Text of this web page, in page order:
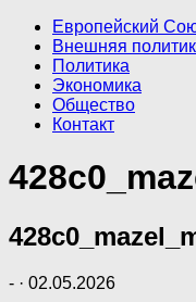
Европейский
Внешняя
Политика
Экономика
Общество
Контакт
- · 02.05.2026